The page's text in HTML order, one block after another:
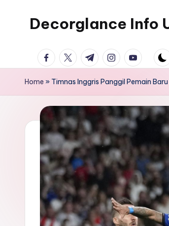
Decorglance Info
adalah
sebuah
portal
olahraga
terupdate.
facebook.com
twitter.com
t.me instagram.com
Home » Timnas Inggris Panggil Pemain